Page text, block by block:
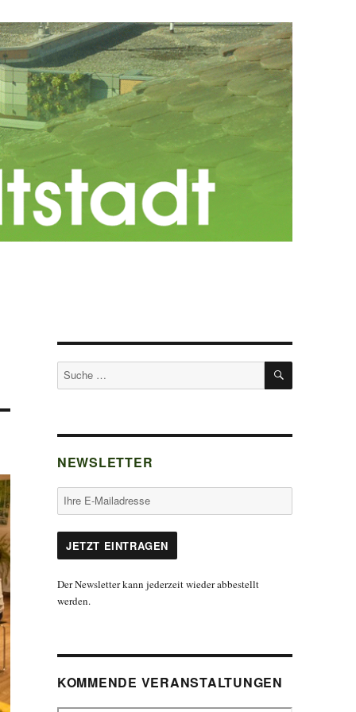
Suche
nach:
SUCHEN
NEWSLETTER
Der Newsletter kann jederzeit wieder abbestellt
werden.
KOMMENDE VERANSTALTUNGEN